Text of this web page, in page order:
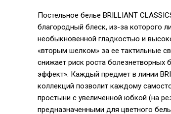
Постельное белье BRILLIANT
благородный блеск, из-за которого
необыкновенной гладкостью и
«вторым шелком» за ее тактильные
снижает риск роста болезнетворных
эффект». Каждый предмет в линии
коллекций позволит каждому
простыни с увеличенной юбкой (на
предназначенными для цветного